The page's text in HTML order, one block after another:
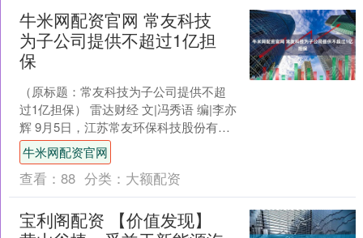
牛米网配资官网 常友科技
为子公司提供不超过1亿担
保
（原标题：常友科技为子公司提供不超
过1亿担保） 雷达财经 文|冯秀语 编|李亦
辉 9月5日，江苏常友环保科技股份有限
公司（证券简称：常友科技，证券代
码：3015....
牛米网配资官网
查看： 88 分类： 大额配资
宝利阁配资 【价值发现】